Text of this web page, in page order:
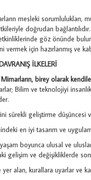
mesleki sorumlulukları,
doğrudan
göz önünde
vermek için hazırlanmış ve
İLKELERİ
birey olarak
Bilim ve teknolojiyi
sürekli geliştirme düşüncesi
en iyi tasarım ve
boyunca ulusal ve
gelişim ve değişikliklerde
alan, kurallara uyarlar ve